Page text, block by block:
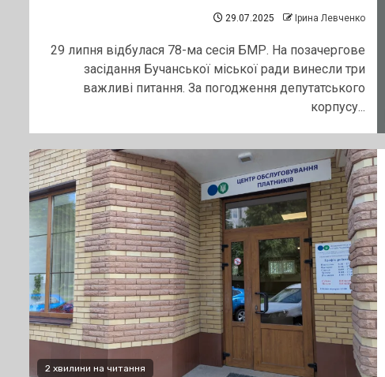
29.07.2025 Ірина Левченко
29 липня відбулася 78-ма сесія БМР. На позачергове
засідання Бучанської міської ради винесли три
важливі питання. За погодження депутатського
корпусу...
2 хвилини на читання